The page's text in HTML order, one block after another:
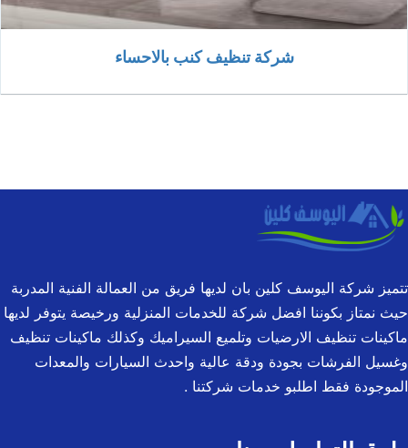
شركة تنظيف كنب بالاحساء
تتميز شركة اليوسف كلين بان لديها فريق من العمالة الفنية المدربة
حيث نمتاز بكوننا افضل شركة للخدمات المنزلية ورخيصة يتوفر لديها
ماكينات تنظيف الارضيات وتلميع السيراميك وكذلك ماكينات تنظيف
وغسيل الفرشات بجودة ودقة عالية واحدث السيارات والمعدات
الموجودة فقط اطلبو خدمات شركتنا .